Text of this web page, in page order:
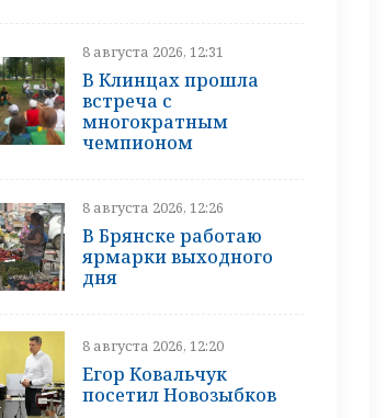
8 августа 2026, 12:31
В Клинцах прошла
встреча с
многократным
чемпионом
8 августа 2026, 12:26
В Брянске работаю
ярмарки выходного
дня
8 августа 2026, 12:20
Егор Ковальчук
посетил Новозыбков